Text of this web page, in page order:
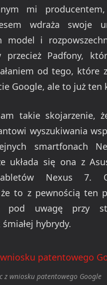
mi
wdraża swoje
model i
przecież Padfony,
od tego, które
Google, ale to już ten
takie skojarzenie,
wyszukiwania
smartfonach
układa się ona z
Nexus 7.
że to z pewnością ten
pod uwagę przy
hybrydy.
z wniosku patentowego Google